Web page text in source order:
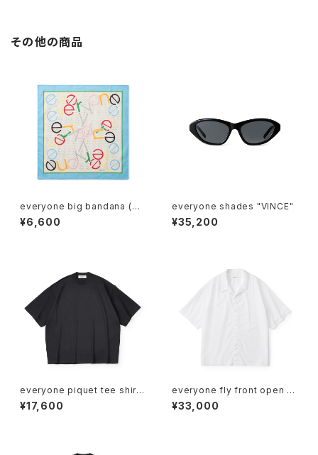
その他の商品
everyone big bandana (M
ULTI)
¥6,600
everyone shades "VINCE"
¥35,200
everyone piquet tee shirt
(BLACK)
¥17,600
everyone fly front open c
ollar short sleeve shirt (W
HITE)
¥33,000